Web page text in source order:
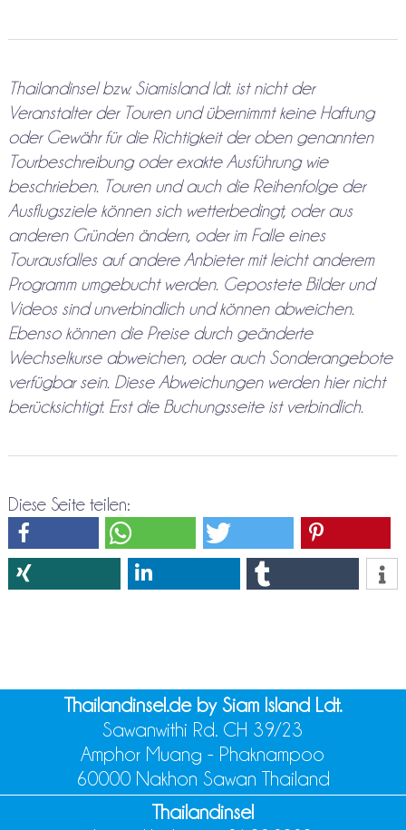
Thailandinsel bzw. Siamisland ldt. ist nicht der
Veranstalter der Touren und übernimmt keine Haftung
oder Gewähr für die Richtigkeit der oben genannten
Tourbeschreibung oder exakte Ausführung wie
beschrieben. Touren und auch die Reihenfolge der
Ausflugsziele können sich wetterbedingt, oder aus
anderen Gründen ändern, oder im Falle eines
Tourausfalles auf andere Anbieter mit leicht anderem
Programm umgebucht werden. Gepostete Bilder und
Videos sind unverbindlich und können abweichen.
Ebenso können die Preise durch geänderte
Wechselkurse abweichen, oder auch Sonderangebote
verfügbar sein. Diese Abweichungen werden hier nicht
berücksichtigt. Erst die Buchungsseite ist verbindlich.
Diese Seite teilen:
Thailandinsel.de by Siam Island Ldt.
Sawanwithi Rd. CH 39/23
Amphor Muang - Phaknampoo
60000 Nakhon Sawan Thailand
Thailandinsel